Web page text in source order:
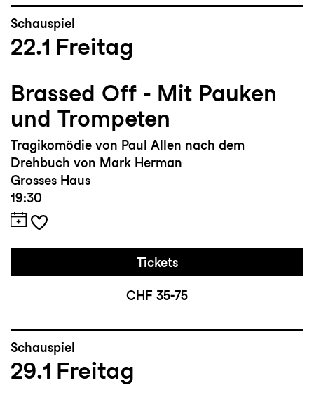
Schauspiel
22.1 Freitag
Brassed Off - Mit Pauken
und Trompeten
Tragikomödie von Paul Allen nach dem
Drehbuch von Mark Herman
Grosses Haus
19:30
Tickets
CHF 35-75
Schauspiel
29.1 Freitag